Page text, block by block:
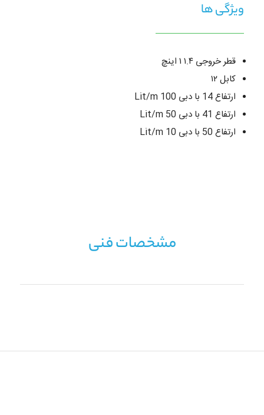
ویژگی ها
قطر خروجی ۱.۴ ۱ اینچ
کابل ۱۲
ارتفاع 14 با دبی 100 Lit/m
ارتفاع 41 با دبی 50 Lit/m
ارتفاع 50 با دبی 10 Lit/m
مشخصات فنی